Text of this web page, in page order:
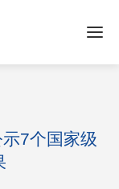
7个国家级